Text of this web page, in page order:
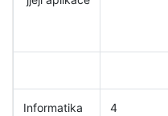
Informatika 4